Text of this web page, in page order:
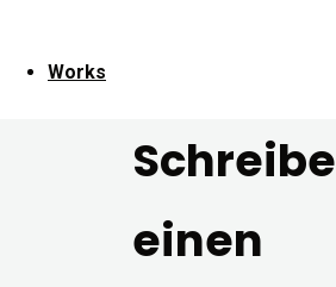
Works
Schreibe
einen